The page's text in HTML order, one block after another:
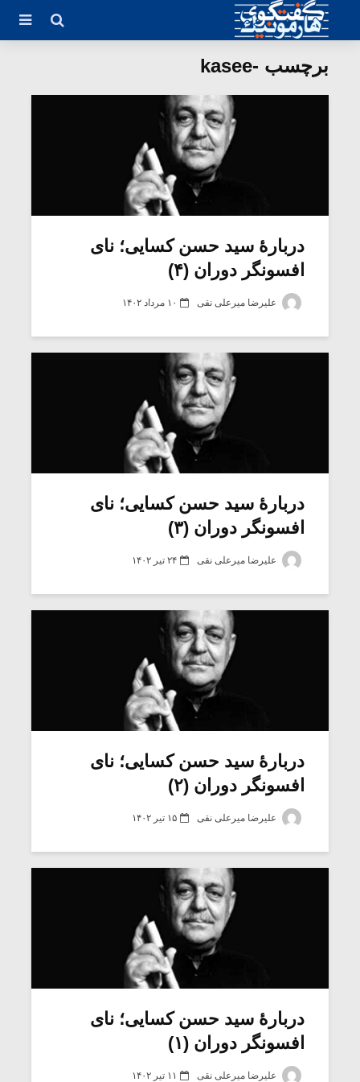
برچسب -kasee
دربارۀ سید حسن کسایی؛ نای
افسونگر دوران (۴)
علیرضا میرعلی نقی ۱۰ مرداد ۱۴۰۲
دربارۀ سید حسن کسایی؛ نای
افسونگر دوران (۳)
علیرضا میرعلی نقی ۲۴ تیر ۱۴۰۲
دربارۀ سید حسن کسایی؛ نای
افسونگر دوران (۲)
علیرضا میرعلی نقی ۱۵ تیر ۱۴۰۲
دربارۀ سید حسن کسایی؛ نای
افسونگر دوران (۱)
علیرضا میرعلی نقی ۱۱ تیر ۱۴۰۲
میکلوش روژا
یادداشتی بر موسیقی